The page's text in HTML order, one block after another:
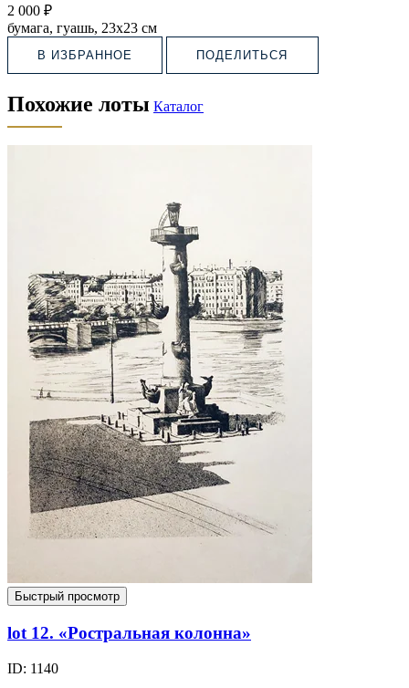
2 000 ₽
бумага, гуашь, 23х23 см
В ИЗБРАННОЕ ПОДЕЛИТЬСЯ
Похожие лоты Каталог
Быстрый просмотр
lot 12. «Ростральная колонна»
ID: 1140